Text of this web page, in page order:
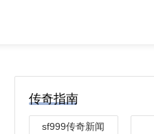
传奇指南
sf999传奇新闻